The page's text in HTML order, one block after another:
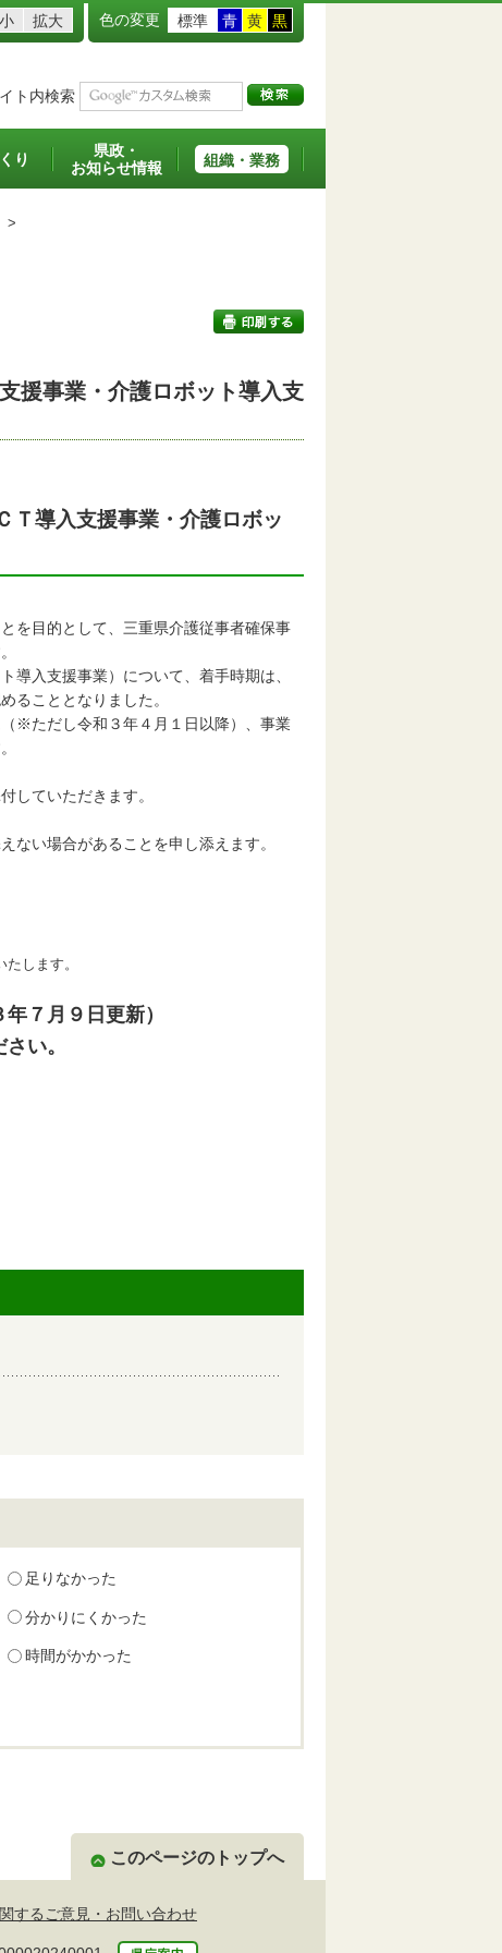
拡大 色の変更 標準 青 黄 黒
ト内検索
り
県政・
お知らせ情報
組織・業務
>
援事業・介護ロボット導入支
Ｔ導入支援事業・介護ロボッ
を目的として、三重県介護従事者確保事
入支援事業）について、着手時期は、
ることとなりました。
※ただし令和３年４月１日以降）、事業
していただきます。
ない場合があることを申し添えます。
します。
７月９日更新）
い。
足りなかった
分かりにくかった
時間がかかった
このページのトップへ
するご意見・お問い合わせ